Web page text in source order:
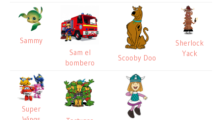
Sammy
Sam el
bombero
Scooby Doo
Sherlock
Yack
Super